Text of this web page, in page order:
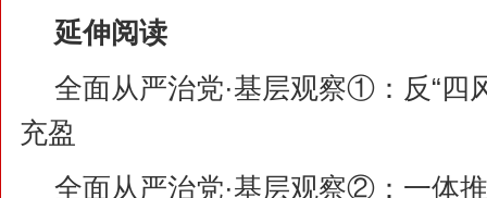
延伸阅读
全面从严治党·基层观察①：反“四
充盈
全面从严治党·基层观察②：一体